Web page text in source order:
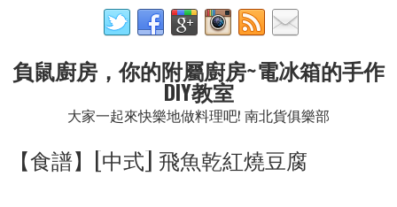
負鼠廚房，你的附屬廚房~電冰箱的手作
DIY教室
大家一起來快樂地做料理吧! 南北貨俱樂部
【食譜】[中式] 飛魚乾紅燒豆腐